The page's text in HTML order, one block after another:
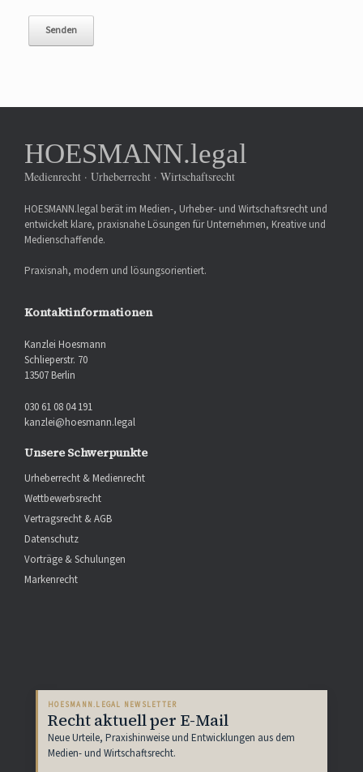
HOESMANN.legal
Medienrecht · Urheberrecht · Wirtschaftsrecht
HOESMANN.legal berät im Medien-, Urheber- und Wirtschaftsrecht und
entwickelt klare, praxisnahe Lösungen für Unternehmen, Kreative und
Medienschaffende.
Praxisnah, modern und lösungsorientiert.
Kontaktinformationen
Kanzlei Hoesmann
Schlieperstr. 70
13507 Berlin
030 61 08 04 191
kanzlei@hoesmann.legal
Unsere Schwerpunkte
Urheberrecht & Medienrecht
Wettbewerbsrecht
Vertragsrecht & AGB
Datenschutz
Vorträge & Schulungen
Markenrecht
HOESMANN.LEGAL NEWSLETTER
Recht aktuell per E-Mail
Neue Urteile, Praxishinweise und Entwicklungen aus dem
Medien- und Wirtschaftsrecht.